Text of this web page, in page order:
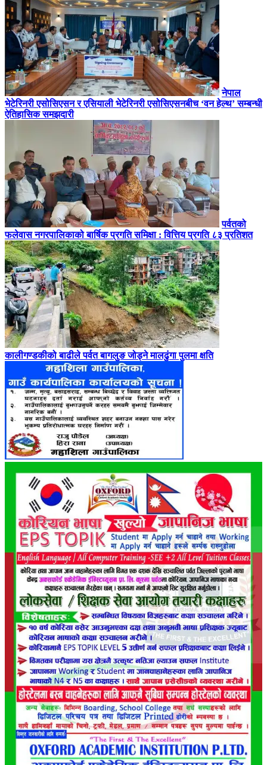
नेपाल
भेटेरिनरी एसोसिएसन र एसियाली भेटेरिनरी एसोसिएसनबीच ‘वन हेल्थ’ सम्बन्धी
ऐतिहासिक समझदारी
पर्वतको
फलेवास नगरपालिकाको बार्षिक प्रगति समिक्षा : वित्तिय प्रगति ८३ प्रतिशत
कालीगण्डकीको बाढीले पर्वत बागलुङ जोड्ने मालढुंगा पुलमा क्षति